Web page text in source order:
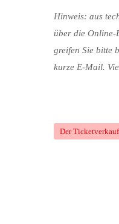
Hinweis: aus
über die Online-
greifen Sie bitte
kurze E-Mail.
Der